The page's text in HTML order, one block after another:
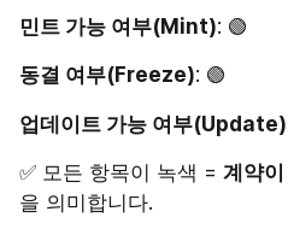
민트 가능 여부(Mint): 🟢
동결 여부(Freeze): 🟢
업데이트 가능 여부(Update)
✅ 모든 항목이 녹색 = 계약
을 의미합니다.